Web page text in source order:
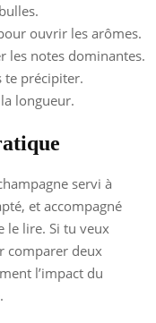
ouvrir les arômes.
les notes dominantes.
te précipiter.
longueur.
servi à
et accompagné
le lire. Si tu veux
comparer deux
l’impact du